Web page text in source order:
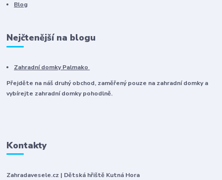
Blog
Nejčtenější na blogu
Zahradní domky Palmako
Přejděte na náš druhý obchod, zaměřený pouze na zahradní domky a
vybírejte zahradní domky pohodlně.
Kontakty
Zahradavesele.cz | Dětská hřiště Kutná Hora